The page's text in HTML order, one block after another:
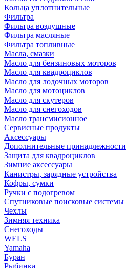
Кольца уплотнительные
Фильтра
Фильтра воздушные
Фильтра масляные
Фильтра топливные
Масла, смазки
Масло для бензиновых моторов
Масло для квадроциклов
Масло для лодочных моторов
Масло для мотоциклов
Масло для скутеров
Масло для снегоходов
Масло трансмисионное
Сервисные продукты
Аксессуары
Дополнительные принадлежности
Защита для квадроциклов
Зимние аксессуары
Канистры, зарядные устройства
Кофры, сумки
Ручки с подогревом
Спутниковые поисковые системы
Чехлы
Зимняя техника
Снегоходы
WELS
Yamaha
Буран
Рыбинка